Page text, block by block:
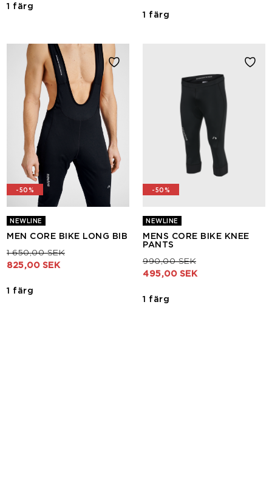
1 färg
1 färg
-50%
NEWLINE
MEN CORE BIKE LONG BIB
Pris nedsatt från
1 650,00 SEKtill
825,00 SEK
1 färg
-50%
NEWLINE
MENS CORE BIKE KNEE
PANTS
Pris nedsatt från
990,00 SEKtill
495,00 SEK
1 färg